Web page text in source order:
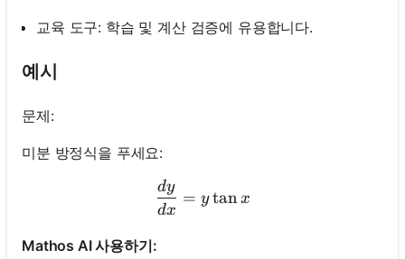
교육 도구: 학습 및 계산 검증에 유용합니다.
예시
문제:
미분 방정식을 푸세요:
\frac{d y}{d x}=y \tan x
dx
dy
= y tanx
Mathos AI 사용하기: